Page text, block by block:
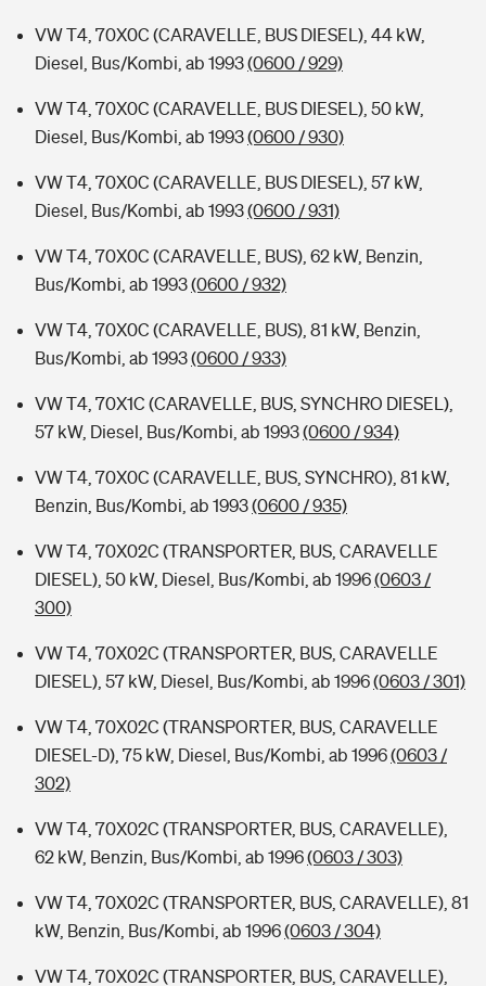
VW T4, 70X0C (CARAVELLE, BUS DIESEL), 44 kW,
Diesel, Bus/Kombi, ab 1993(0600 / 929)
VW T4, 70X0C (CARAVELLE, BUS DIESEL), 50 kW,
Diesel, Bus/Kombi, ab 1993(0600 / 930)
VW T4, 70X0C (CARAVELLE, BUS DIESEL), 57 kW,
Diesel, Bus/Kombi, ab 1993(0600 / 931)
VW T4, 70X0C (CARAVELLE, BUS), 62 kW, Benzin,
Bus/Kombi, ab 1993(0600 / 932)
VW T4, 70X0C (CARAVELLE, BUS), 81 kW, Benzin,
Bus/Kombi, ab 1993(0600 / 933)
VW T4, 70X1C (CARAVELLE, BUS, SYNCHRO DIESEL),
57 kW, Diesel, Bus/Kombi, ab 1993(0600 / 934)
VW T4, 70X0C (CARAVELLE, BUS, SYNCHRO), 81 kW,
Benzin, Bus/Kombi, ab 1993(0600 / 935)
VW T4, 70X02C (TRANSPORTER, BUS, CARAVELLE
DIESEL), 50 kW, Diesel, Bus/Kombi, ab 1996(0603 /
300)
VW T4, 70X02C (TRANSPORTER, BUS, CARAVELLE
DIESEL), 57 kW, Diesel, Bus/Kombi, ab 1996(0603 / 301)
VW T4, 70X02C (TRANSPORTER, BUS, CARAVELLE
DIESEL-D), 75 kW, Diesel, Bus/Kombi, ab 1996(0603 /
302)
VW T4, 70X02C (TRANSPORTER, BUS, CARAVELLE),
62 kW, Benzin, Bus/Kombi, ab 1996(0603 / 303)
VW T4, 70X02C (TRANSPORTER, BUS, CARAVELLE), 81
kW, Benzin, Bus/Kombi, ab 1996(0603 / 304)
VW T4, 70X02C (TRANSPORTER, BUS, CARAVELLE),